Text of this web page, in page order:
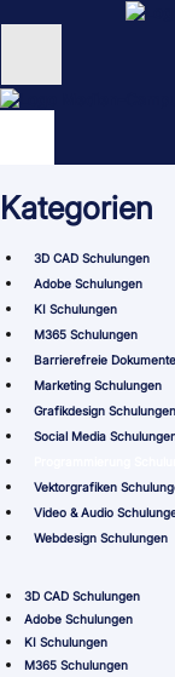
Inhalt
Unternehmen
NEU: KI Schulungen
unsertraining Blog
Kategorien
3D CAD Schulungen
Adobe Schulungen
KI Schulungen
M365 Schulungen
Barrierefreie
Marketing Schulungen
Grafikdesign Schulungen
Social Media
Vektorgrafiken
Video & Audio
Webdesign Schulungen
3D CAD Schulungen
Adobe Schulungen
KI Schulungen
M365 Schulungen